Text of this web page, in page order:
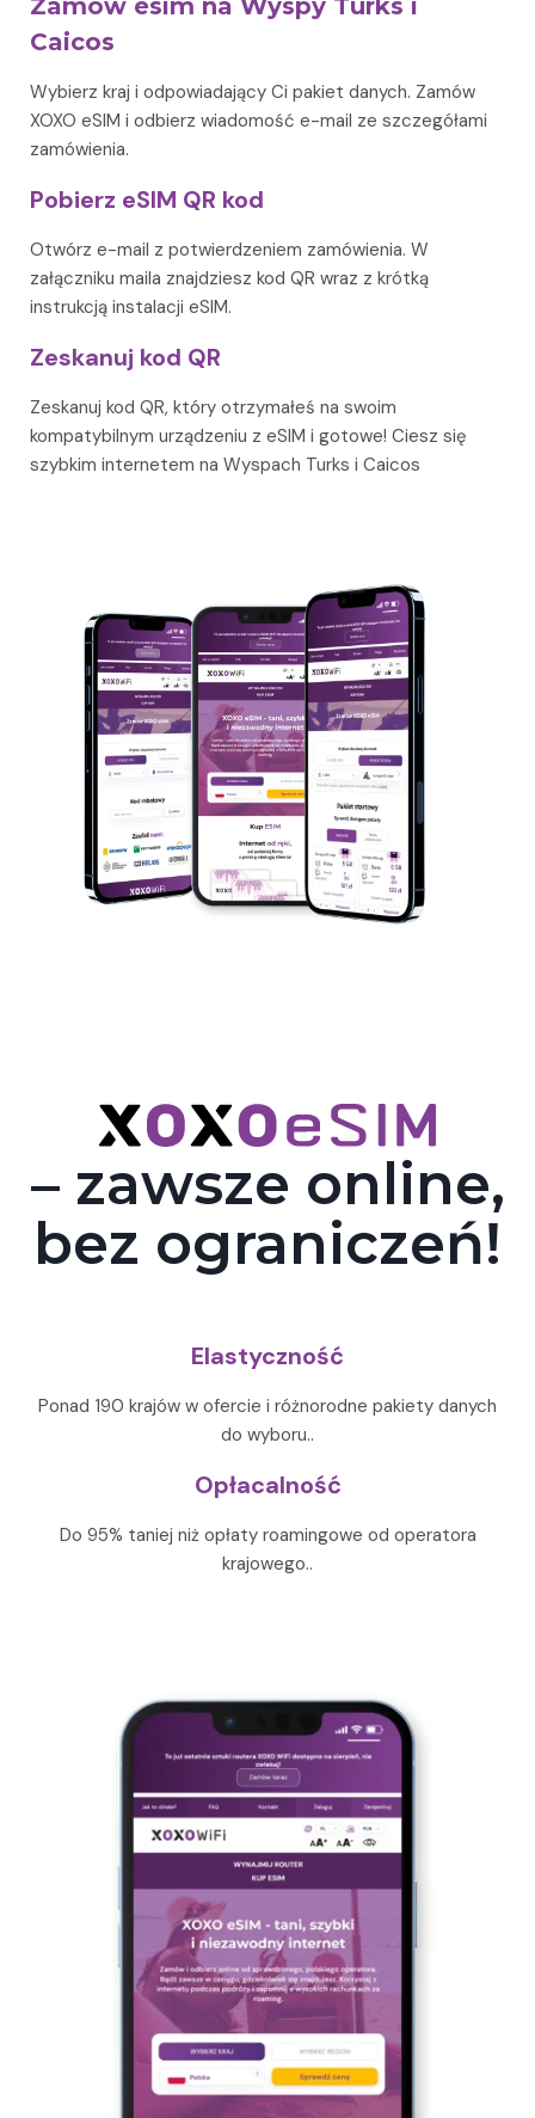
Zamów esim na Wyspy Turks i
Caicos
Wybierz kraj i odpowiadający Ci pakiet danych. Zamów
XOXO eSIM i odbierz wiadomość e-mail ze szczegółami
zamówienia.
Pobierz eSIM QR kod
Otwórz e-mail z potwierdzeniem zamówienia. W
załączniku maila znajdziesz kod QR wraz z krótką
instrukcją instalacji eSIM.
Zeskanuj kod QR
Zeskanuj kod QR, który otrzymałeś na swoim
kompatybilnym urządzeniu z eSIM i gotowe! Ciesz się
szybkim internetem na Wyspach Turks i Caicos
– zawsze online,
bez ograniczeń!
Elastyczność
Ponad 190 krajów w ofercie i różnorodne pakiety danych
do wyboru..
Opłacalność
Do 95% taniej niż opłaty roamingowe od operatora
krajowego..